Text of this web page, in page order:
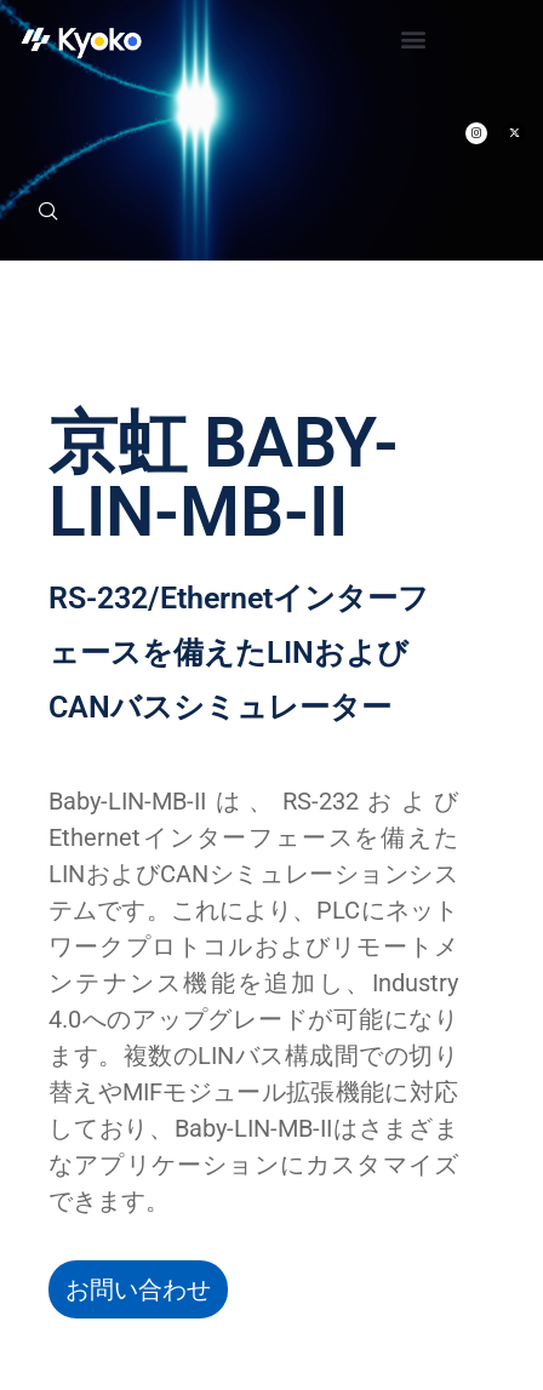
京虹 BABY-
LIN-MB-II
RS-232/Ethernetインターフ
ェースを備えたLINおよび
CANバスシミュレーター
Baby-LIN-MB-IIは、RS-232および
Ethernetインターフェースを備えた
LINおよびCANシミュレーションシス
テムです。これにより、PLCにネット
ワークプロトコルおよびリモートメ
ンテナンス機能を追加し、Industry
4.0へのアップグレードが可能になり
ます。複数のLINバス構成間での切り
替えやMIFモジュール拡張機能に対応
しており、Baby-LIN-MB-IIはさまざま
なアプリケーションにカスタマイズ
できます。
お問い合わせ